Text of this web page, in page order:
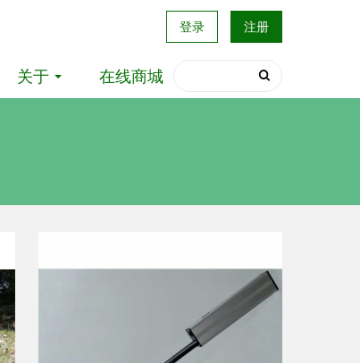
登录 注册
关于 在线商城